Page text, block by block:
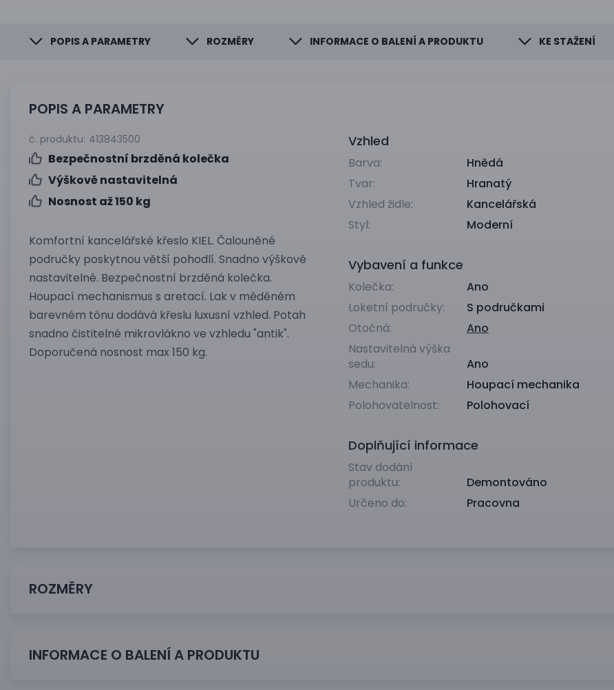
POPIS A PARAMETRY ROZMĚRY INFORMACE O BALENÍ A PRODUKTU KE STAŽENÍ
POPIS A PARAMETRY
č. produktu: 413843500
Bezpečnostní brzděná kolečka
Výškově nastavitelná
Nosnost až 150 kg
Komfortní kancelářské křeslo KIEL. Čalouněné
područky poskytnou větší pohodlí. Snadno výškově
nastavitelné. Bezpečnostní brzděná kolečka.
Houpací mechanismus s aretací. Lak v měděném
barevném tónu dodává křeslu luxusní vzhled. Potah
snadno čistitelné mikrovlákno ve vzhledu "antik".
Doporučená nosnost max 150 kg.
Vzhled
Barva:
Hnědá
Tvar:
Hranatý
Vzhled židle:
Kancelářská
Styl:
Moderní
Vybavení a funkce
Kolečka:
Ano
Loketní područky:
S područkami
Otočná:
Ano
Nastavitelná výška
sedu:
Ano
Mechanika:
Houpací mechanika
Polohovatelnost:
Polohovací
Doplňující informace
Stav dodání
produktu:
Demontováno
Určeno do:
Pracovna
ROZMĚRY
INFORMACE O BALENÍ A PRODUKTU